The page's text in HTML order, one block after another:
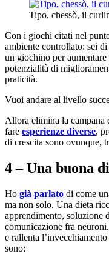
Tipo, chessò, il
Con i giochi citati nel
ambiente controllato: sei
un giochino per
potenzialità di
praticità.
Vuoi andare al livello
Allora elimina la campana
fare esperienze diverse,
di crescita sono ovunque,
4 – Una buona
Ho già parlato di come
ma non solo. Una dieta
apprendimento, soluzione
comunicazione fra
e rallenta
sono: